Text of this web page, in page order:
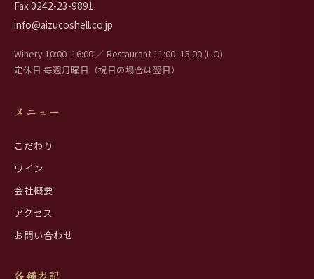
Fax 0242-23-9891
info@aizucoshell.co.jp
Winery 10:00–16:00 ／ Restaurant 11:00–15:00 (L.O)
定休日 毎週月曜日（祝日の場合は翌日）
メニュー
こだわり
ワイン
会社概要
アクセス
お問い合わせ
各種表記